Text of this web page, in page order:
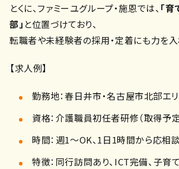
とくに、ファミーユグループ・施恩では、 「
部」 と位置づけており、
転職者や未経験者の採用・定着にも力を入
【求人例】
勤務地：春日井市・名古屋市北部エ
資格：介護職員初任者研修（取得予
時間：週1〜OK、1日1時間から応相
特徴：同行訪問あり、ICT完備、子育